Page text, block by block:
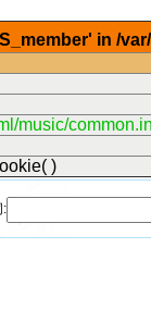
in /
music/
)
: